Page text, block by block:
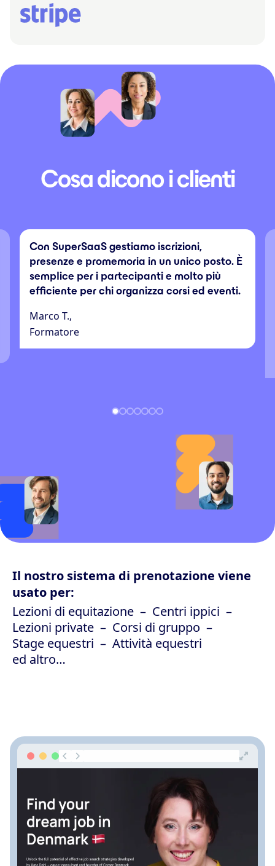
Cosa dicono i clienti
Con SuperSaaS gestiamo iscrizioni,
presenze e promemoria in un unico posto. È
semplice per i partecipanti e molto più
efficiente per chi organizza corsi ed eventi.
Marco T.,
Formatore
Il nostro sistema di prenotazione viene
usato per:
Lezioni di equitazione
Centri ippici
Lezioni private
Corsi di gruppo
Stage equestri
Attività equestri
ed altro…